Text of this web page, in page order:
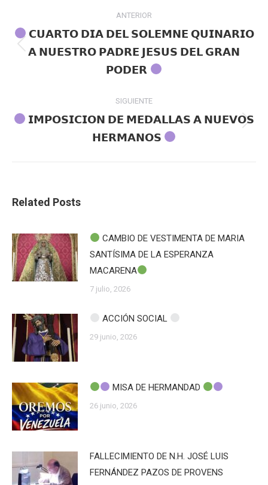
entre
publicaciones
ANTERIOR
Publicación
anterior:
𝗖𝗨𝗔𝗥𝗧𝗢 𝗗𝗜𝗔 𝗗𝗘𝗟 𝗦𝗢𝗟𝗘𝗠𝗡𝗘 𝗤𝗨𝗜𝗡𝗔𝗥𝗜𝗢
𝗔 𝗡𝗨𝗘𝗦𝗧𝗥𝗢 𝗣𝗔𝗗𝗥𝗘 𝗝𝗘𝗦𝗨𝗦 𝗗𝗘𝗟 𝗚𝗥𝗔𝗡
𝗣𝗢𝗗𝗘𝗥
SIGUIENTE
Publicación
siguiente:
𝗜𝗠𝗣𝗢𝗦𝗜𝗖𝗜𝗢𝗡 𝗗𝗘 𝗠𝗘𝗗𝗔𝗟𝗟𝗔𝗦 𝗔 𝗡𝗨𝗘𝗩𝗢𝗦
𝗛𝗘𝗥𝗠𝗔𝗡𝗢𝗦
Related Posts
CAMBIO DE VESTIMENTA DE MARIA
SANTÍSIMA DE LA ESPERANZA
MACARENA
7 julio, 2026
ACCIÓN SOCIAL
29 junio, 2026
MISA DE HERMANDAD
26 junio, 2026
FALLECIMIENTO DE N.H. JOSÉ LUIS
FERNÁNDEZ PAZOS DE PROVENS